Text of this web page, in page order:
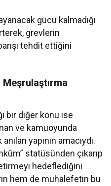
gücü kalmadığı
grevlerin
tehdit ettiğini
Meşrulaştırma
bir diğer konu ise
ve kamuoyunda
yapının amacıydı.
statüsünden çıkarıp
hedeflediğini
hem de muhalefetin bu